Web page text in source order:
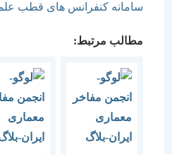
سامانه کنفرانس های قطب علمی
مطالب مرتبط: